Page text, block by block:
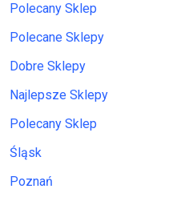
Polecany Sklep
Polecane Sklepy
Dobre Sklepy
Najlepsze Sklepy
Polecany Sklep
Śląsk
Poznań